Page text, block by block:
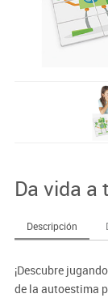
Da vida a
Descripción
¡Descubre
de la autoestima